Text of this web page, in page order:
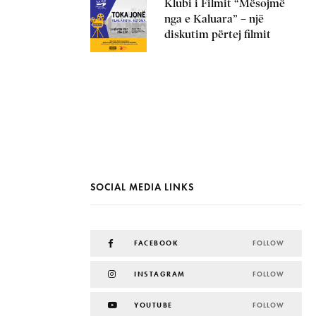
Klubi i Filmit “Mësojmë
nga e Kaluara” – një
diskutim përtej filmit
SOCIAL MEDIA LINKS
FACEBOOK FOLLOW
INSTAGRAM FOLLOW
YOUTUBE FOLLOW